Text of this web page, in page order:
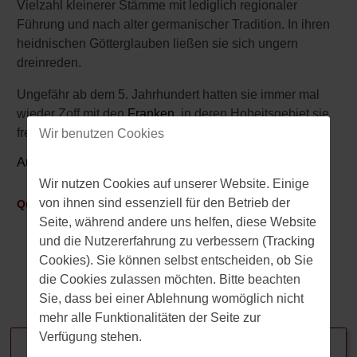
Vielzahl kleinerer Stämme mit lediglich regionaler
Führung und nach alter germanischer Tradition. In ihren
heidnischen Götterglauben ließen sie sich ungern
dreinreden.
Ungefähr ab dem 5. Jahrhundert hatten sie immer mal
wieder Zoff mit denFranken, in deren Hoheitsgebiet sie
frech und respektlos ihre Raubzüge unternahmen.
Autor:
Quellen:
"Die Welt der Karolinger" (Pierre Riché/Philipp Reclam jun.,
Stuttgart)
"Die deutschen Cäsaren" (S. Fischer-Fabian/Droemer Knaur
Verlag)
Verwandte Beiträge
Wir benutzen Cookies
Wir nutzen Cookies auf unserer Website. Einige
von ihnen sind essenziell für den Betrieb der
Seite, während andere uns helfen, diese Website
und die Nutzererfahrung zu verbessern (Tracking
Cookies). Sie können selbst entscheiden, ob Sie
die Cookies zulassen möchten. Bitte beachten
Sie, dass bei einer Ablehnung womöglich nicht
mehr alle Funktionalitäten der Seite zur
Verfügung stehen.